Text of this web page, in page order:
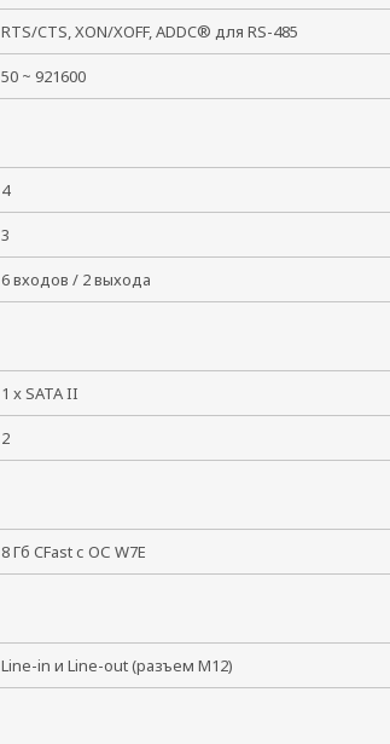
RTS/CTS, XON/XOFF, ADDC® для RS-485
50 ~ 921600
4
3
6 входов / 2 выхода
1 x SATA II
2
8 Гб CFast с ОС W7E
Line-in и Line-out (разъем M12)